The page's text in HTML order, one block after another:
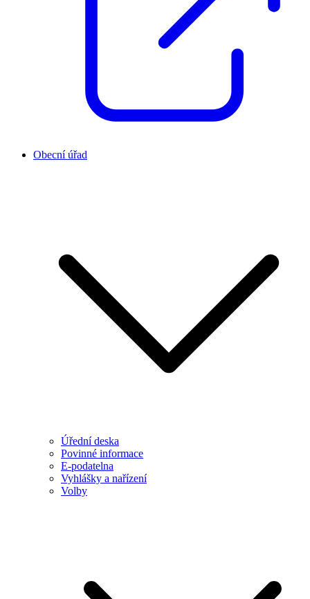
Obecní úřad
Úřední deska
Povinné informace
E-podatelna
Vyhlášky a nařízení
Volby